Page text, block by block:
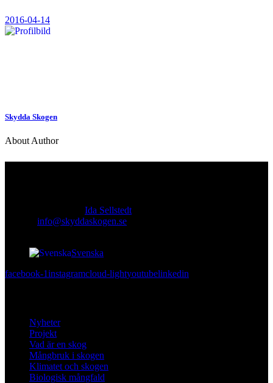
2016-04-14
Skydda Skogen
About Author
Ida Sellstedt
info@skyddaskogen.se
Svenska
facebook-1instagramcloud-lightyoutubelinkedin
Nyheter
Projekt
Vad är en skog
Mångbruk i skogen
Klimatet och skogen
Biologisk mångfald